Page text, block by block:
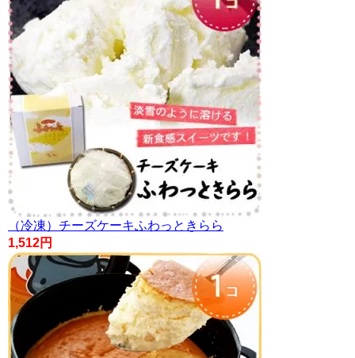
（冷凍）チーズケーキふわっときらら
1,512円